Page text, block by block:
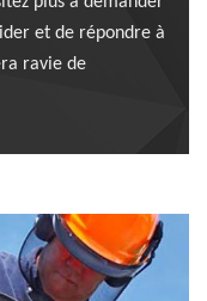
et de répondre à
ravie de